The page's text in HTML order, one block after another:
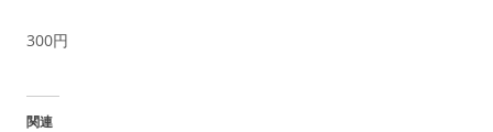
300円
関連